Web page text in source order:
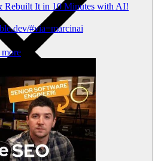
Rebuilt It in 10 Minutes with AI!
#via=marcinai